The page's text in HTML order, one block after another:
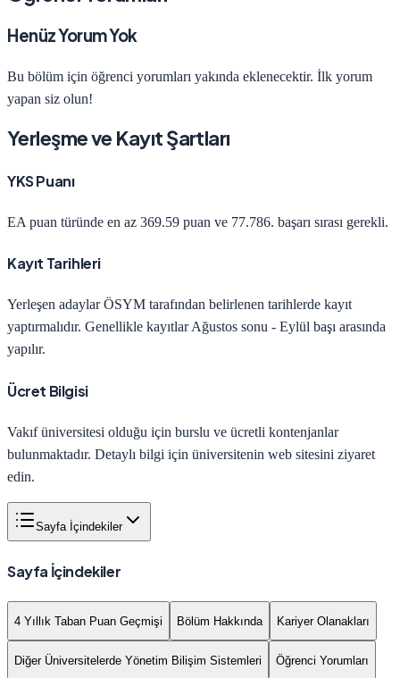
Henüz Yorum Yok
Bu bölüm için öğrenci yorumları yakında eklenecektir. İlk yorum
yapan siz olun!
Yerleşme ve Kayıt Şartları
YKS Puanı
EA puan türünde en az 369.59 puan ve 77.786. başarı sırası gerekli.
Kayıt Tarihleri
Yerleşen adaylar ÖSYM tarafından belirlenen tarihlerde kayıt
yaptırmalıdır. Genellikle kayıtlar Ağustos sonu - Eylül başı arasında
yapılır.
Ücret Bilgisi
Vakıf üniversitesi olduğu için burslu ve ücretli kontenjanlar
bulunmaktadır. Detaylı bilgi için üniversitenin web sitesini ziyaret
edin.
Sayfa İçindekiler
Sayfa İçindekiler
4 Yıllık Taban Puan Geçmişi Bölüm Hakkında Kariyer Olanakları
Diğer Üniversitelerde Yönetim Bilişim Sistemleri Öğrenci Yorumları